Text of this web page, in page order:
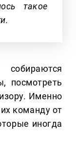
такое
посмотреть
Именно
команду от
иногда